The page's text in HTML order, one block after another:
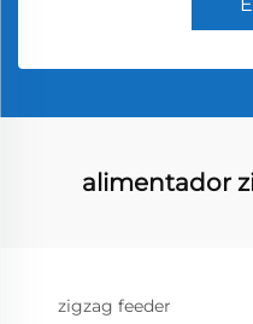
alimentador
zigzag feeder